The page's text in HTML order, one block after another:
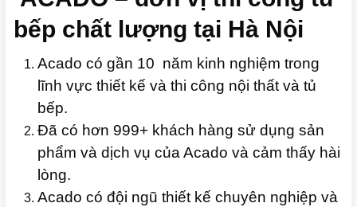
bếp chất lượng tại Hà Nội
Acado có gần 10 năm kinh nghiệm trong
lĩnh vực thiết kế và thi công nội thất và tủ
bếp.
Đã có hơn 999+ khách hàng sử dụng sản
phẩm và dịch vụ của Acado và cảm thấy hài
lòng.
Acado có đội ngũ thiết kế chuyên nghiệp và